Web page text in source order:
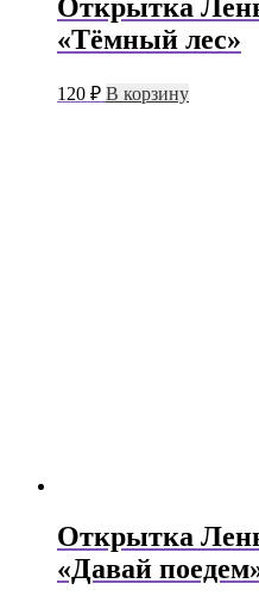
Открытка
«Тёмный лес»
120 ₽ В корзину
Открытка
«Давай